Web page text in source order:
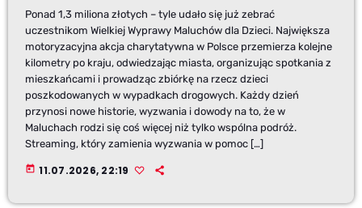
Ponad 1,3 miliona złotych – tyle udało się już zebrać
uczestnikom Wielkiej Wyprawy Maluchów dla Dzieci. Największa
motoryzacyjna akcja charytatywna w Polsce przemierza kolejne
kilometry po kraju, odwiedzając miasta, organizując spotkania z
mieszkańcami i prowadząc zbiórkę na rzecz dzieci
poszkodowanych w wypadkach drogowych. Każdy dzień
przynosi nowe historie, wyzwania i dowody na to, że w
Maluchach rodzi się coś więcej niż tylko wspólna podróż.
Streaming, który zamienia wyzwania w pomoc […]
today 11.07.2026, 22:19